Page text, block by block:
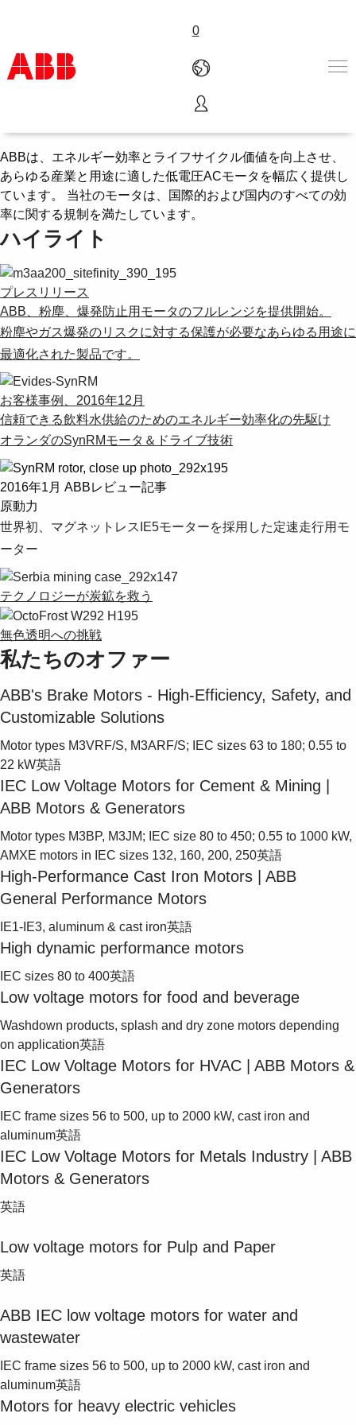
0
Products & Solutions
Industries
Services
About us
Where to buy
Contact us
Careers
Suggestions
See more products
Shopping list preview
0
ABBは、エネルギー効率とライフサイクル価値を向上させ、
あらゆる産業と用途に適した低電圧ACモータを幅広く提供し
ています。 当社のモータは、国際的および国内のすべての効
率に関する規制を満たしています。
ハイライト
プレスリリース
ABB、粉塵、爆発防止用モータのフルレンジを提供開始。
粉塵やガス爆発のリスクに対する保護が必要なあらゆる用途に
最適化された製品です。
お客様事例、2016年12月
信頼できる飲料水供給のためのエネルギー効率化の先駆け
オランダのSynRMモータ＆ドライブ技術
2016年1月 ABBレビュー記事
原動力
世界初、マグネットレスIE5モーターを採用した定速走行用モ
ーター
テクノロジーが炭鉱を救う
無色透明への挑戦
私たちのオファー
ABB's Brake Motors - High-Efficiency, Safety, and
Customizable Solutions
Motor types M3VRF/S, M3ARF/S; IEC sizes 63 to 180; 0.55 to
22 kW英語
IEC Low Voltage Motors for Cement & Mining |
ABB Motors & Generators
Motor types M3BP, M3JM; IEC size 80 to 450; 0.55 to 1000 kW,
AMXE motors in IEC sizes 132, 160, 200, 250英語
High-Performance Cast Iron Motors | ABB
General Performance Motors
IE1-IE3, aluminum & cast iron英語
High dynamic performance motors
IEC sizes 80 to 400英語
Low voltage motors for food and beverage
Washdown products, splash and dry zone motors depending
on application英語
IEC Low Voltage Motors for HVAC | ABB Motors &
Generators
IEC frame sizes 56 to 500, up to 2000 kW, cast iron and
aluminum英語
IEC Low Voltage Motors for Metals Industry | ABB
Motors & Generators
英語
Low voltage motors for Pulp and Paper
英語
ABB IEC low voltage motors for water and
wastewater
IEC frame sizes 56 to 500, up to 2000 kW, cast iron and
aluminum英語
Motors for heavy electric vehicles